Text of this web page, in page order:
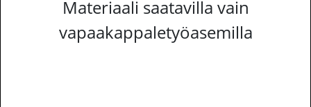
Materiaali saatavilla vain
vapaakappaletyöasemilla